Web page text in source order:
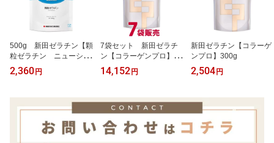
500g 新田ゼラチン【顆
粒ゼラチン ニューシル
バー】123 305485
2,360 円
7袋セット 新田ゼラチ
ン【コラーゲンプロ】30
0g×7
14,152 円
新田ゼラチン【コラーゲ
ンプロ】300g
2,504 円